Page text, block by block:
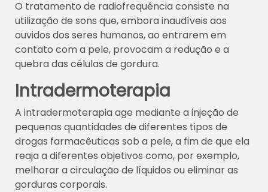
O tratamento de radiofrequência consiste na
utilização de sons que, embora inaudíveis aos
ouvidos dos seres humanos, ao entrarem em
contato com a pele, provocam a redução e a
quebra das células de gordura.
Intradermoterapia
A intradermoterapia age mediante a injeção de
pequenas quantidades de diferentes tipos de
drogas farmacêuticas sob a pele, a fim de que ela
reaja a diferentes objetivos como, por exemplo,
melhorar a circulação de líquidos ou eliminar as
gorduras corporais.